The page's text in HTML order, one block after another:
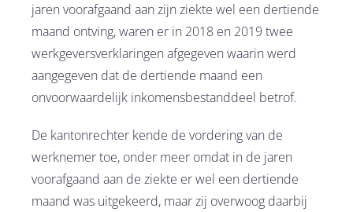
jaren voorafgaand aan zijn ziekte wel een dertiende
maand ontving, waren er in 2018 en 2019 twee
werkgeversverklaringen afgegeven waarin werd
aangegeven dat de dertiende maand een
onvoorwaardelijk inkomensbestanddeel betrof.
De kantonrechter kende de vordering van de
werknemer toe, onder meer omdat in de jaren
voorafgaand aan de ziekte er wel een dertiende
maand was uitgekeerd, maar zij overwoog daarbij